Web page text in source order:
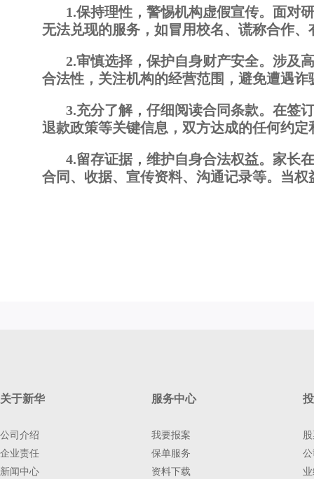
1.保持理性，警惕机构虚假宣传。面对
无法兑现的服务，如冒用校名、谎称合作
2.审慎选择，保护自身财产安全。涉及
合法性，关注机构的经营范围，避免遭遇诈
3.充分了解，仔细阅读合同条款。在签
退款政策等关键信息，双方达成的任何约
4.留存证据，维护自身合法权益。家长
合同、收据、宣传资料、沟通记录等。当
关于新华
公司介绍
企业责任
新闻中心
服务中心
我要报案
保单服务
资料下载